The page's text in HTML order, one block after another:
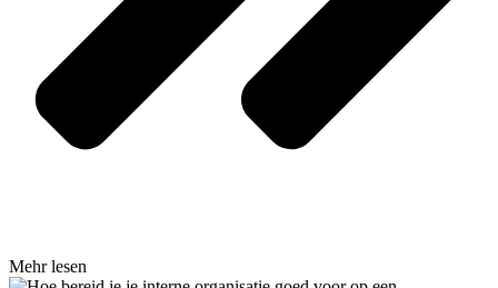
Mehr lesen